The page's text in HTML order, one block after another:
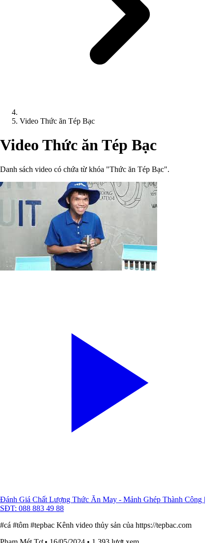
Video Thức ăn Tép Bạc
Video Thức ăn Tép Bạc
Danh sách video có chứa từ khóa "Thức ăn Tép Bạc".
Đánh Giá Chất Lượng Thức Ăn May - Mảnh Ghép Thành Công |
SĐT: 088 883 49 88
#cá #tôm #tepbac Kênh video thủy sản của https://tepbac.com